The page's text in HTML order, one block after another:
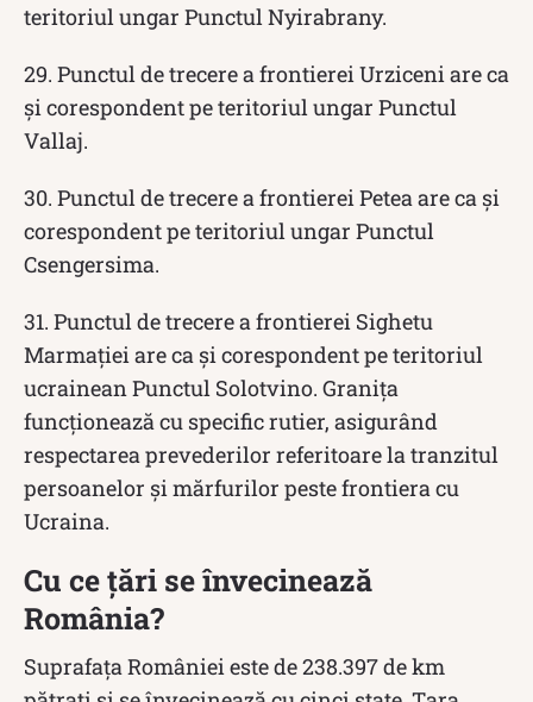
teritoriul ungar Punctul Nyirabrany.
29. Punctul de trecere a frontierei Urziceni are ca
și corespondent pe teritoriul ungar Punctul
Vallaj.
30. Punctul de trecere a frontierei Petea are ca și
corespondent pe teritoriul ungar Punctul
Csengersima.
31. Punctul de trecere a frontierei Sighetu
Marmației are ca și corespondent pe teritoriul
ucrainean Punctul Solotvino. Granița
funcționează cu specific rutier, asigurând
respectarea prevederilor referitoare la tranzitul
persoanelor și mărfurilor peste frontiera cu
Ucraina.
Cu ce țări se învecinează
România?
Suprafața României este de 238.397 de km